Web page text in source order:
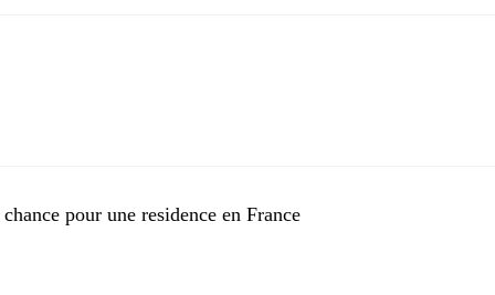
pour une residence en France